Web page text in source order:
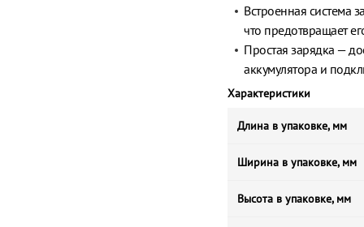
Встроенная система
что предотвращает
Простая зарядка —
аккумулятора и
Характеристики
Длина в упаковке, мм
Ширина в упаковке, мм
Высота в упаковке, мм